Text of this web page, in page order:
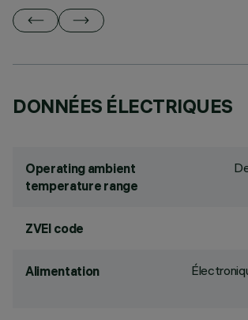
DONNÉES ÉLECTRIQUES
Operating ambient
temperature range
ZVEI code
Alimentation